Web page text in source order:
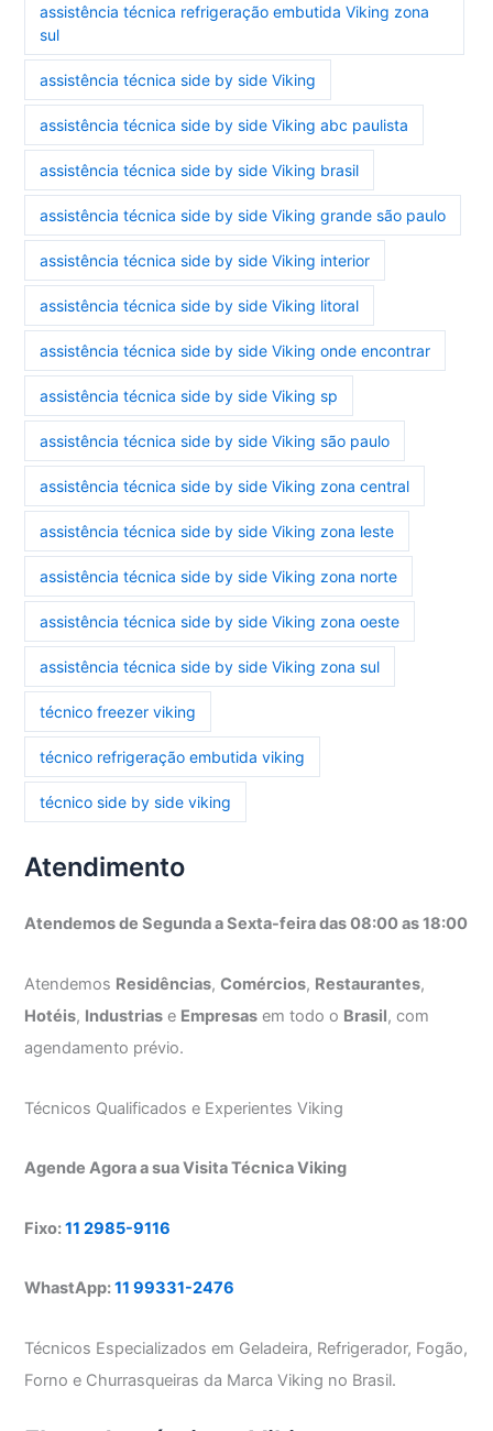
assistência técnica refrigeração embutida Viking zona
sul
assistência técnica side by side Viking
assistência técnica side by side Viking abc paulista
assistência técnica side by side Viking brasil
assistência técnica side by side Viking grande são paulo
assistência técnica side by side Viking interior
assistência técnica side by side Viking litoral
assistência técnica side by side Viking onde encontrar
assistência técnica side by side Viking sp
assistência técnica side by side Viking são paulo
assistência técnica side by side Viking zona central
assistência técnica side by side Viking zona leste
assistência técnica side by side Viking zona norte
assistência técnica side by side Viking zona oeste
assistência técnica side by side Viking zona sul
técnico freezer viking
técnico refrigeração embutida viking
técnico side by side viking
Atendimento
Atendemos de Segunda a Sexta-feira das 08:00 as 18:00
Atendemos Residências,Comércios, Restaurantes,
Hotéis, Industrias e Empresas em todo o Brasil, com
agendamento prévio.
Técnicos Qualificados e Experientes Viking
Agende Agora a sua Visita Técnica Viking
Fixo:11 2985-9116
WhastApp:11 99331-2476
Técnicos Especializados em Geladeira, Refrigerador, Fogão,
Forno e Churrasqueiras da Marca Viking no Brasil.